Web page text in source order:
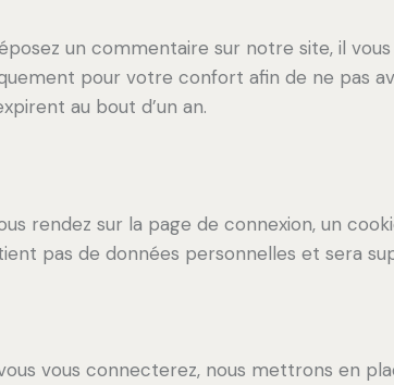
un commentaire sur notre site, il
pour votre confort afin de ne pas
au bout d’un an.
rendez sur la page de connexion, un
pas de données personnelles et sera
vous connecterez, nous mettrons en